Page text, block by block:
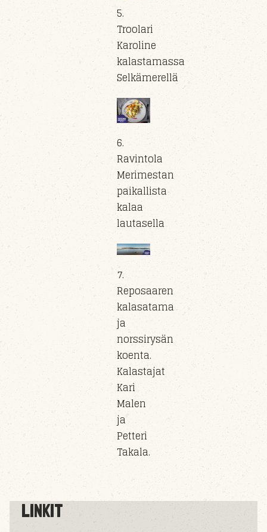
5.
Troolari
Karoline
kalastamassa
Selkämerellä
6.
Ravintola
Merimestan
paikallista
kalaa
lautasella
7.
Reposaaren
kalasatama
ja
norssirysän
koenta.
Kalastajat
Kari
Malen
ja
Petteri
Takala.
LINKIT